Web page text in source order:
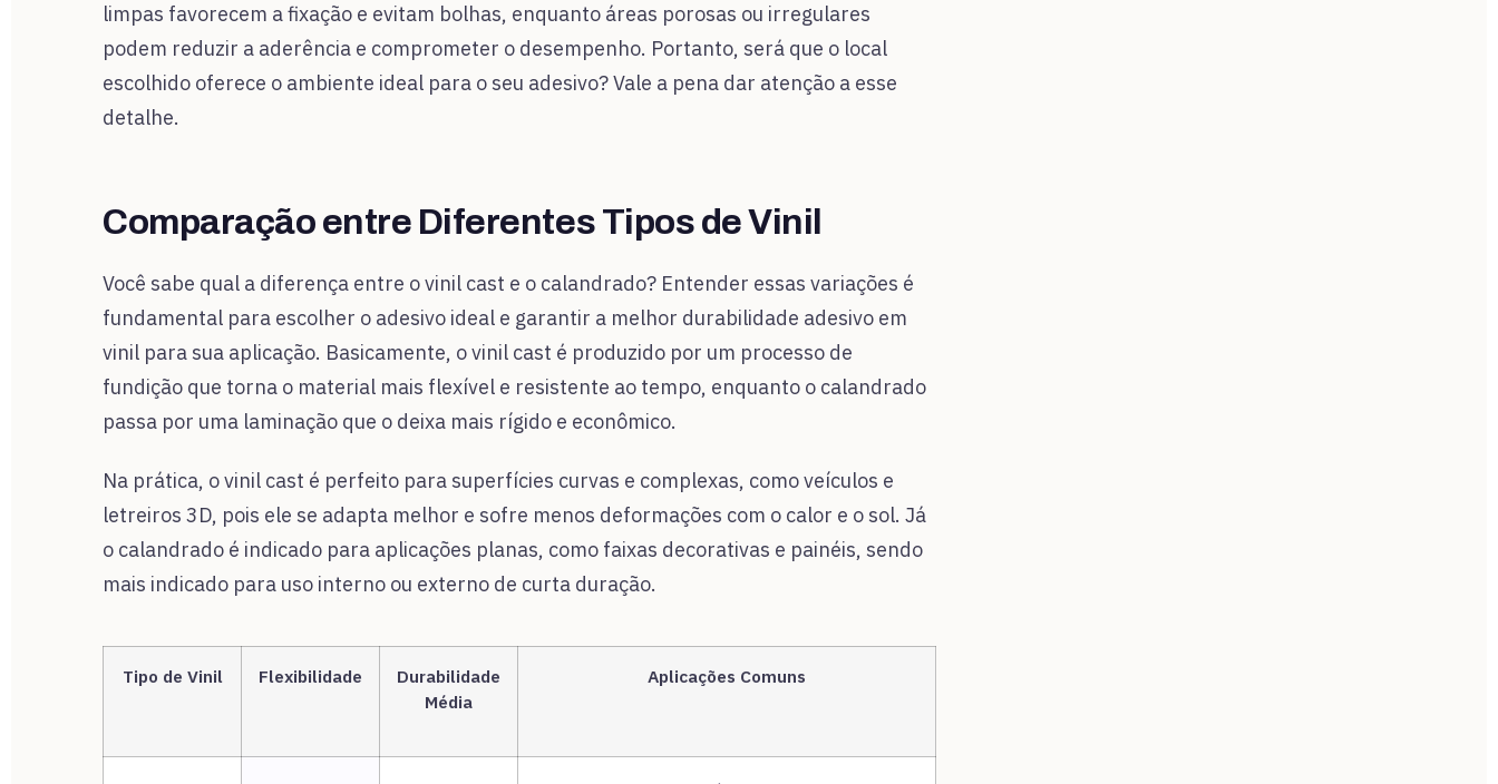
limpas favorecem a fixação e evitam bolhas, enquanto áreas porosas ou irregulares
podem reduzir a aderência e comprometer o desempenho. Portanto, será que o local
escolhido oferece o ambiente ideal para o seu adesivo? Vale a pena dar atenção a esse
detalhe.
Comparação entre Diferentes Tipos de Vinil
Você sabe qual a diferença entre o vinil cast e o calandrado? Entender essas variações é
fundamental para escolher o adesivo ideal e garantir a melhor durabilidade adesivo em
vinil para sua aplicação. Basicamente, o vinil cast é produzido por um processo de
fundição que torna o material mais flexível e resistente ao tempo, enquanto o calandrado
passa por uma laminação que o deixa mais rígido e econômico.
Na prática, o vinil cast é perfeito para superfícies curvas e complexas, como veículos e
letreiros 3D, pois ele se adapta melhor e sofre menos deformações com o calor e o sol. Já
o calandrado é indicado para aplicações planas, como faixas decorativas e painéis, sendo
mais indicado para uso interno ou externo de curta duração.
Tipo de Vinil Flexibilidade
Durabilidade
Média
Aplicações Comuns